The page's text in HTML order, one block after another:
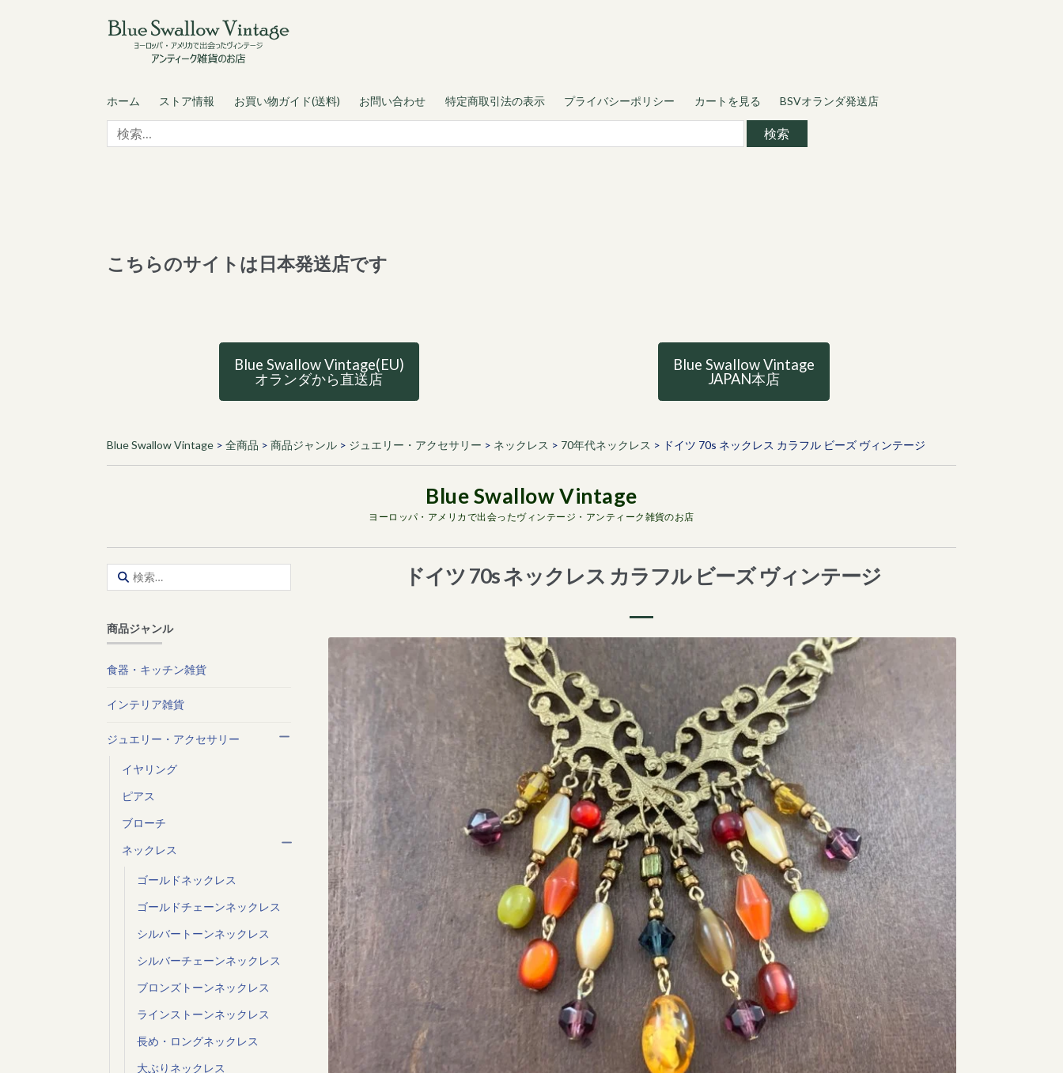
to
navigation
to
content
ホーム ストア情報 お買い物ガイド(送料) お問い合わせ 特定商取引法の表示 プライバシーポリシー カートを見る BSVオランダ発送店
検
索:
こちらのサイトは日本発送店です
Blue Swallow Vintage(EU)
オランダから直送店
Blue Swallow Vintage
JAPAN本店
Blue Swallow Vintage> 全商品 > 商品ジャンル> ジュエリー・アクセサリー > ネックレス > 70年代ネックレス > ドイツ 70s ネックレス カラフル ビーズ ヴィンテージ
ヨーロッパ・アメリカで出会ったヴィンテージ・アンティーク雑貨のお店
ドイツ 70s ネックレス カラフル ビーズ ヴィンテージ
索:
商品ジャンル
食器・キッチン雑貨
インテリア雑貨
ジュエリー・アクセサリー
イヤリング
ピアス
ブローチ
ネックレス
ゴールドネックレス
ゴールドチェーンネックレス
シルバートーンネックレス
シルバーチェーンネックレス
ブロンズトーンネックレス
ラインストーンネックレス
長め・ロングネックレス
大ぶりネックレス